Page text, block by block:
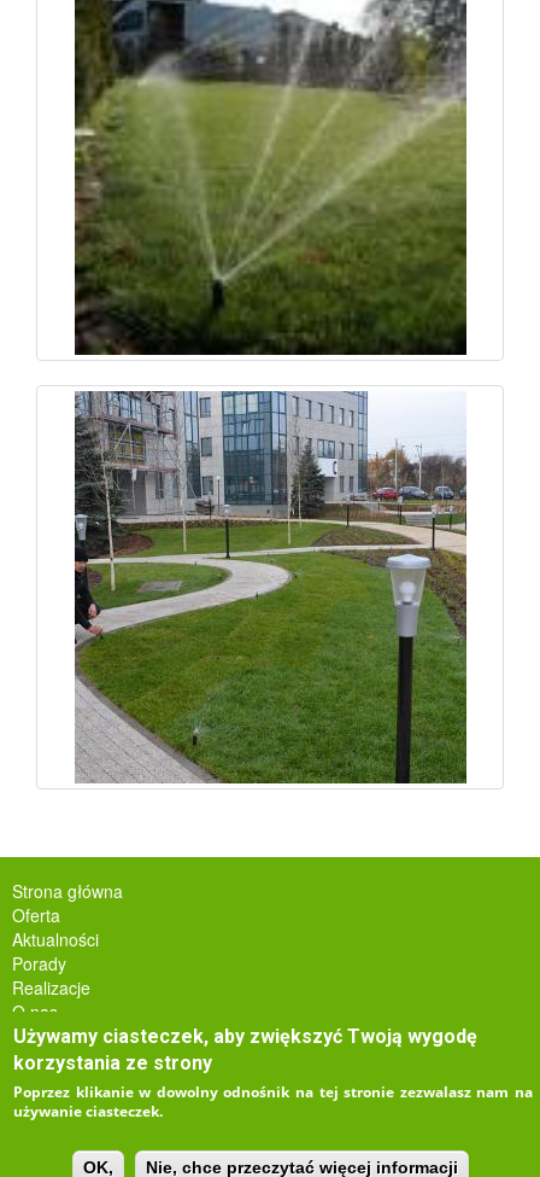
Main
navigation
Strona główna
Oferta
Aktualności
Porady
Realizacje
O nas
Kontakt
Szkolenia
Używamy ciasteczek, aby zwiększyć Twoją wygodę
korzystania ze strony
Poprzez klikanie w dowolny odnośnik na tej stronie zezwalasz nam na
używanie ciasteczek.
OK, Nie, chce przeczytać więcej informacji